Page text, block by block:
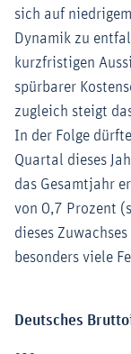
sich auf
Dynamik zu
kurzfristigen
spürbarer
zugleich steigt
In der Folge
Quartal dieses
das Gesamtjahr
von 0,7 Prozent
dieses
besonders viele